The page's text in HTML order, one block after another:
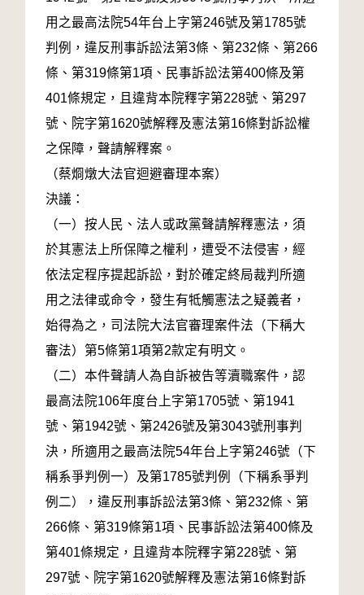
用之最高法院54年台上字第246號及第1785號
判例，違反刑事訴訟法第3條、第232條、第266
條、第319條第1項、民事訴訟法第400條及第
401條規定，且違背本院釋字第228號、第297
號、院字第1620號解釋及憲法第16條對訴訟權
之保障，聲請解釋案。
（蔡烱燉大法官迴避審理本案）
決議：
（一）按人民、法人或政黨聲請解釋憲法，須
於其憲法上所保障之權利，遭受不法侵害，經
依法定程序提起訴訟，對於確定終局裁判所適
用之法律或命令，發生有牴觸憲法之疑義者，
始得為之，司法院大法官審理案件法（下稱大
審法）第5條第1項第2款定有明文。
（二）本件聲請人為自訴被告等瀆職案件，認
最高法院106年度台上字第1705號、第1941
號、第1942號、第2426號及第3043號刑事判
決，所適用之最高法院54年台上字第246號（下
稱系爭判例一）及第1785號判例（下稱系爭判
例二），違反刑事訴訟法第3條、第232條、第
266條、第319條第1項、民事訴訟法第400條及
第401條規定，且違背本院釋字第228號、第
297號、院字第1620號解釋及憲法第16條對訴